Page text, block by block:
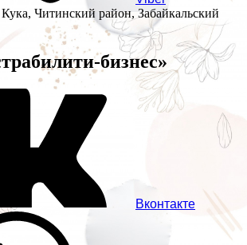
Кука, Читинский район, Забайкальский
бизнес»
Вконтакте